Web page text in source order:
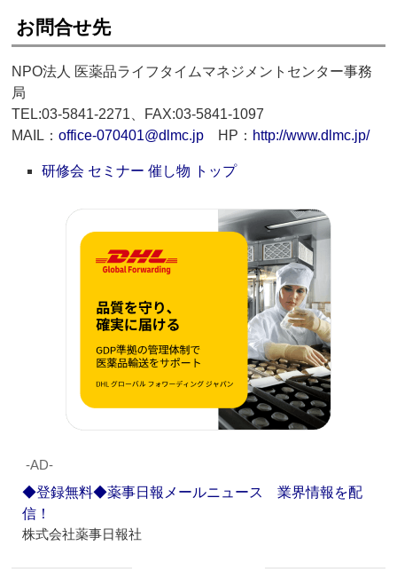
お問合せ先
NPO法人 医薬品ライフタイムマネジメントセンター事務
局
TEL:03-5841-2271、FAX:03-5841-1097
MAIL：office-070401@dlmc.jp HP： http://www.dlmc.jp/
研修会 セミナー 催し物 トップ
‐AD‐
◆登録無料◆薬事日報メールニュース 業界情報を配
信！
株式会社薬事日報社